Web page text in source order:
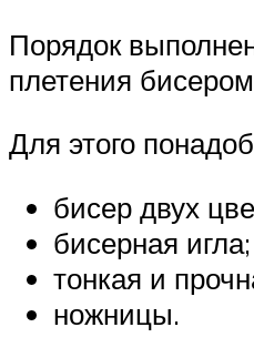
Порядок
плетения бисером
Для этого
бисер двух
бисерная игла;
тонкая и
ножницы.